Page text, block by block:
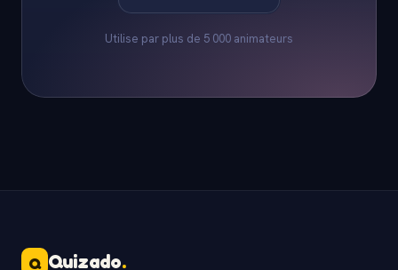
Utilise par plus de 5 000 animateurs
Q Quizado.